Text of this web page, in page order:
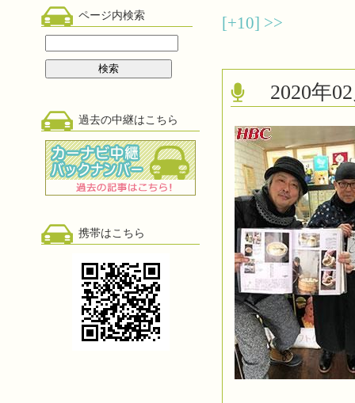
ページ内検索
過去の中継はこちら
携帯はこちら
[+10] >>
2020年